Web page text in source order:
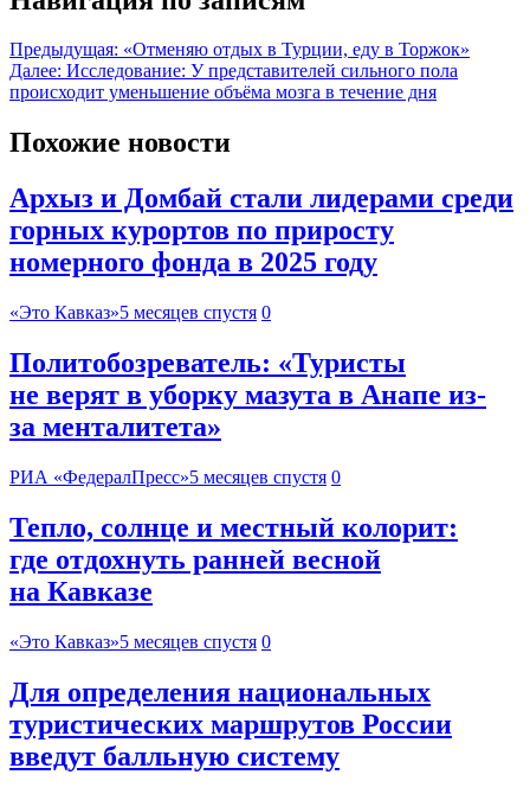
Предыдущая: «Отменяю отдых в Турции, еду в Торжок»
Далее: Исследование: У представителей сильного пола
происходит уменьшение объёма мозга в течение дня
Похожие новости
Архыз и Домбай стали лидерами среди
горных курортов по приросту
номерного фонда в 2025 году
«Это Кавказ»5 месяцев спустя 0
Политобозреватель: «Туристы
не верят в уборку мазута в Анапе из-
за менталитета»
РИА «ФедералПресс»5 месяцев спустя 0
Тепло, солнце и местный колорит:
где отдохнуть ранней весной
на Кавказе
«Это Кавказ»5 месяцев спустя 0
Для определения национальных
туристических маршрутов России
введут балльную систему